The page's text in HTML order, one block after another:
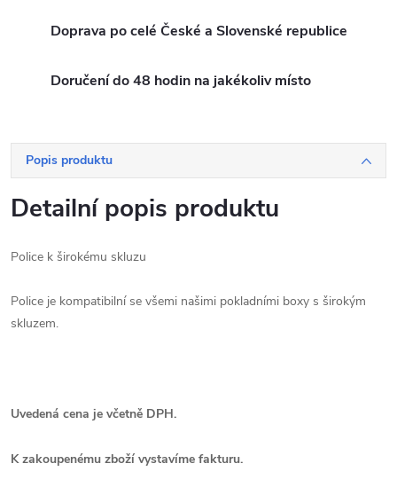
Doprava po celé České a Slovenské republice
Doručení do 48 hodin na jakékoliv místo
Popis produktu
Detailní popis produktu
Police k širokému skluzu
Police je kompatibilní se všemi našimi pokladními boxy s širokým
skluzem.
Uvedená cena je včetně DPH.
K zakoupenému zboží vystavíme fakturu.